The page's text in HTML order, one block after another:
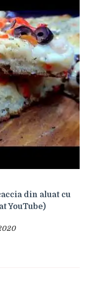
din aluat cu
YouTube)